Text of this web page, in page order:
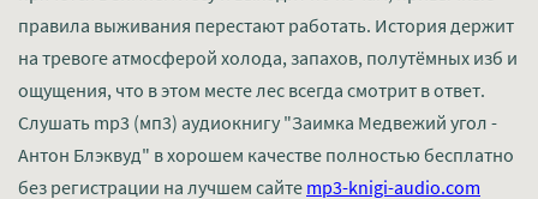
правила выживания перестают работать. История держит
на тревоге атмосферой холода, запахов, полутёмных изб и
ощущения, что в этом месте лес всегда смотрит в ответ.
Слушать mp3 (мп3) аудиокнигу "Заимка Медвежий угол -
Антон Блэквуд" в хорошем качестве полностью бесплатно
без регистрации на лучшем сайте mp3-knigi-audio.com